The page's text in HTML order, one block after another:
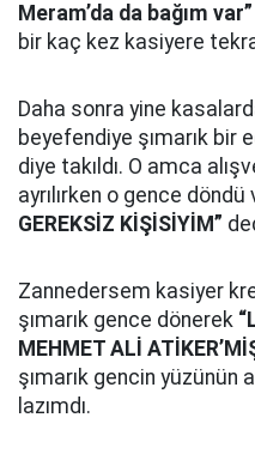
Meram’da da bağım var”
bir kaç kez kasiyere
Daha sonra yine
beyefendiye şımarık bir
diye takıldı. O amca
ayrılırken o gence döndü
GEREKSİZ KİŞİSİYİM”
Zannedersem kasiyer
şımarık gence dönerek
MEHMET ALİ
şımarık gencin yüzünün
lazımdı.